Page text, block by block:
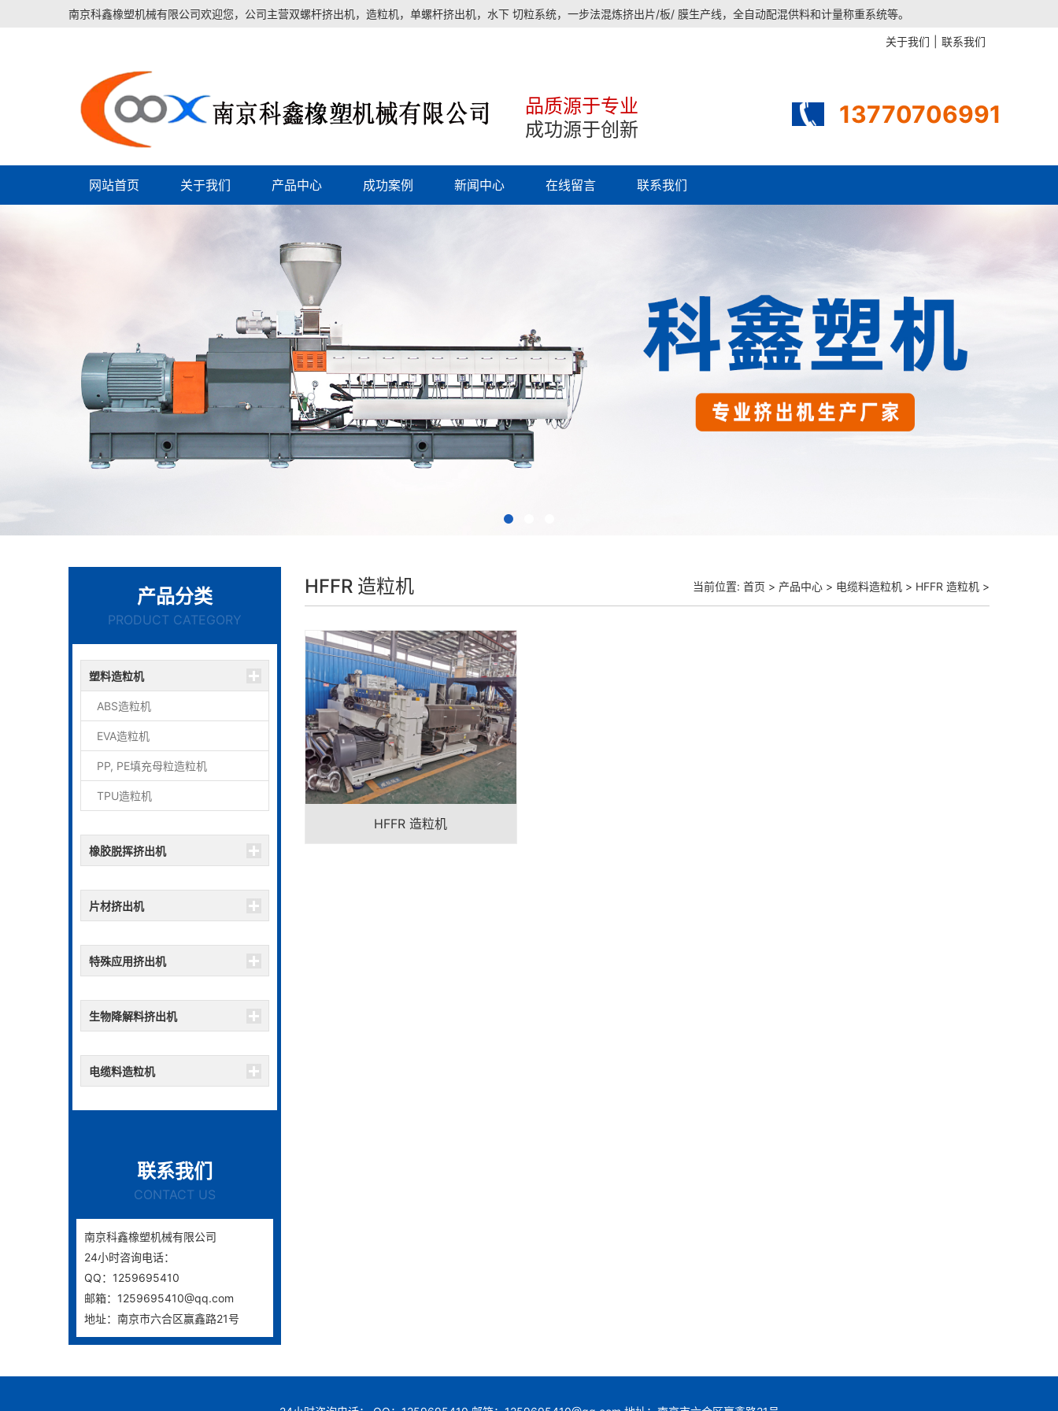
南京科鑫橡塑机械有限公司欢迎您，公司主营双螺杆挤出机，造粒机，单螺杆挤出机，水下 切粒系统，一步法混炼挤出片/板/ 膜生产线，全自动配混供料和计量称重系统等。
关于我们 联系我们
品质源于专业
成功源于创新
13770706991
网站首页 关于我们 产品中心 成功案例 新闻中心 在线留言 联系我们
产品分类
PRODUCT CATEGORY
塑料造粒机
ABS造粒机
EVA造粒机
PP, PE填充母粒造粒机
TPU造粒机
橡胶脱挥挤出机
片材挤出机
特殊应用挤出机
生物降解料挤出机
电缆料造粒机
联系我们
CONTACT US
南京科鑫橡塑机械有限公司
24小时咨询电话：
QQ：1259695410
邮箱：1259695410@qq.com
地址：南京市六合区赢鑫路21号
HFFR 造粒机 当前位置: 首页 > 产品中心 > 电缆料造粒机 > HFFR 造粒机 >
HFFR 造粒机